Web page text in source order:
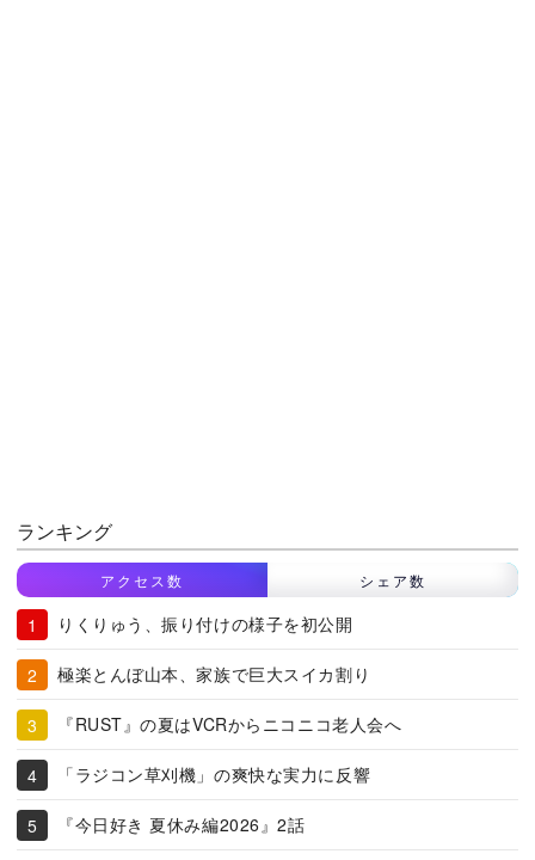
ランキング
アクセス数 シェア数
りくりゅう、振り付けの様子を初公開
極楽とんぼ山本、家族で巨大スイカ割り
『RUST』の夏はVCRからニコニコ老人会へ
「ラジコン草刈機」の爽快な実力に反響
『今日好き 夏休み編2026』2話